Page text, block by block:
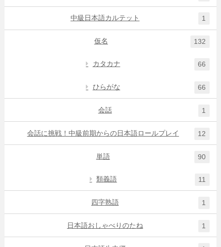
中級日本語カルテット 1
仮名 132
カタカナ 66
ひらがな 66
会話 1
会話に挑戦！中級前期からの日本語ロールプレイ 12
単語 90
類義語 11
四字熟語 1
日本語おしゃべりのたね 1